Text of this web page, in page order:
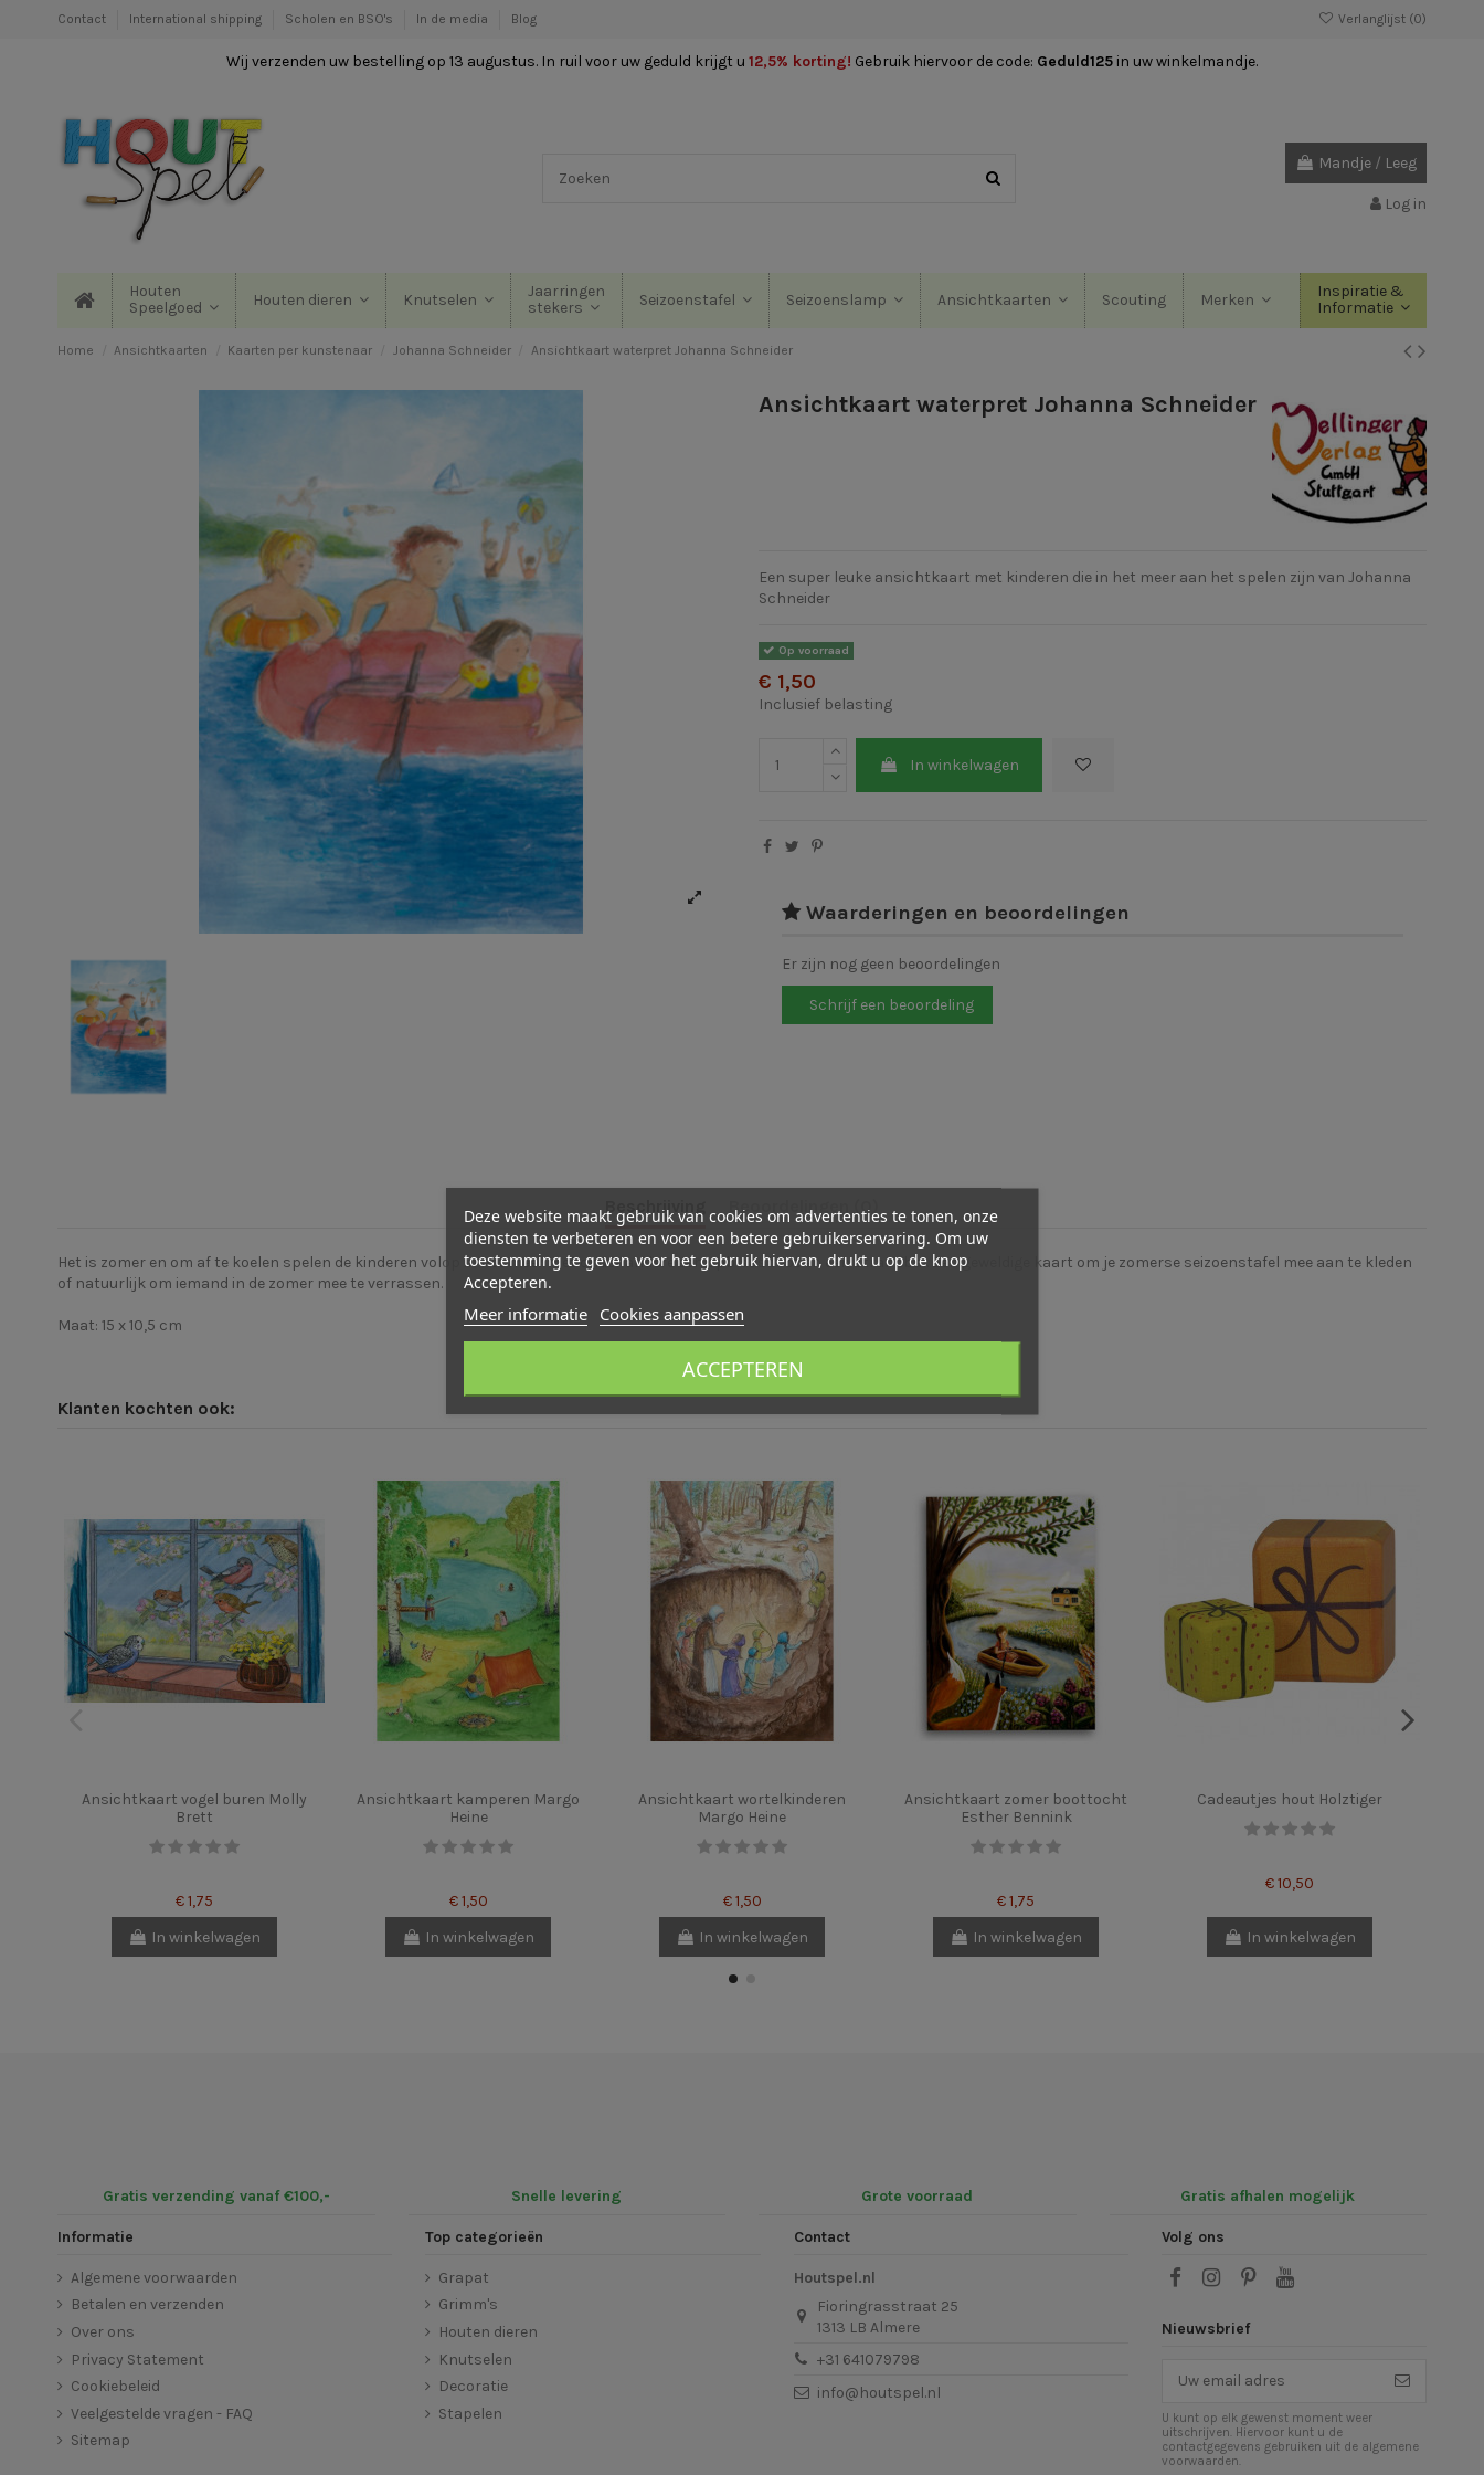
Contact International shipping Scholen en BSO's In de media Blog Verlanglijst (0)
Wij verzenden uw bestelling op 13 augustus. In ruil voor uw geduld krijgt u 12,5% korting! Gebruik hiervoor de code: Geduld125 in uw winkelmandje.
Mandje / Leeg
Log in
Houten
Speelgoed
Houten dieren Knutselen
Jaarringen
stekers
Seizoenstafel Seizoenslamp Ansichtkaarten Scouting Merken
Inspiratie &
Informatie
Home Ansichtkaarten Kaarten per kunstenaar Johanna Schneider Ansichtkaart waterpret Johanna Schneider
Ansichtkaart waterpret Johanna Schneider
Een super leuke ansichtkaart met kinderen die in het meer aan het spelen zijn van Johanna
Schneider
Op voorraad
€ 1,50
Inclusief belasting
In winkelwagen
Waarderingen en beoordelingen
Er zijn nog geen beoordelingen
Schrijf een beoordeling
Beschrijving Beoordelingen (0)
Het is zomer en om af te koelen spelen de kinderen volop in het meer met onder andere een opblaasboot en een strandbal. Een geweldige kaart om je zomerse seizoenstafel mee aan te kleden
of natuurlijk om iemand in de zomer mee te verrassen.
Maat: 15 x 10,5 cm
Klanten kochten ook:
Ansichtkaart vogel buren Molly
Brett
€ 1,75
In winkelwagen
Ansichtkaart kamperen Margo
Heine
€ 1,50
In winkelwagen
Ansichtkaart wortelkinderen
Margo Heine
€ 1,50
In winkelwagen
Ansichtkaart zomer boottocht
Esther Bennink
€ 1,75
In winkelwagen
Cadeautjes hout Holztiger
€ 10,50
In winkelwagen
Gratis verzending vanaf €100,- Snelle levering Grote voorraad Gratis afhalen mogelijk
Informatie
Algemene voorwaarden
Betalen en verzenden
Over ons
Privacy Statement
Cookiebeleid
Veelgestelde vragen - FAQ
Sitemap
Top categorieën
Grapat
Grimm's
Houten dieren
Knutselen
Decoratie
Stapelen
Contact
Houtspel.nl
Fioringrasstraat 25
1313 LB Almere
+31 641079798
info@houtspel.nl
Deze website maakt gebruik van cookies om advertenties te tonen, onze
diensten te verbeteren en voor een betere gebruikerservaring. Om uw
toestemming te geven voor het gebruik hiervan, drukt u op de knop
Accepteren.
Meer informatie Cookies aanpassen
ACCEPTEREN
Volg ons
Nieuwsbrief
U kunt op elk gewenst moment weer
uitschrijven. Hiervoor kunt u de
contactgegevens gebruiken uit de algemene
voorwaarden.